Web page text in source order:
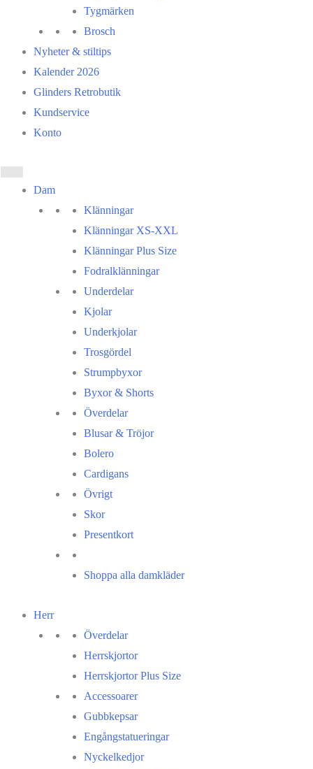
Tygmärken
Brosch
Nyheter & stiltips
Kalender 2026
Glinders Retrobutik
Kundservice
Konto
Dam
Klänningar
Klänningar XS-XXL
Klänningar Plus Size
Fodralklänningar
Underdelar
Kjolar
Underkjolar
Trosgördel
Strumpbyxor
Byxor & Shorts
Överdelar
Blusar & Tröjor
Bolero
Cardigans
Övrigt
Skor
Presentkort
Shoppa alla damkläder
Herr
Överdelar
Herrskjortor
Herrskjortor Plus Size
Accessoarer
Gubbkepsar
Engångstatueringar
Nyckelkedjor